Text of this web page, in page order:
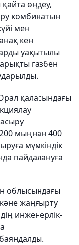
қайта өңдеу,
комбинатын
мен
кен
уақытылы
газбен
қаласындағы
мыңнан 400
мүмкіндік
пайдалануға
облысындағы
жаңғырту
инженерлік-